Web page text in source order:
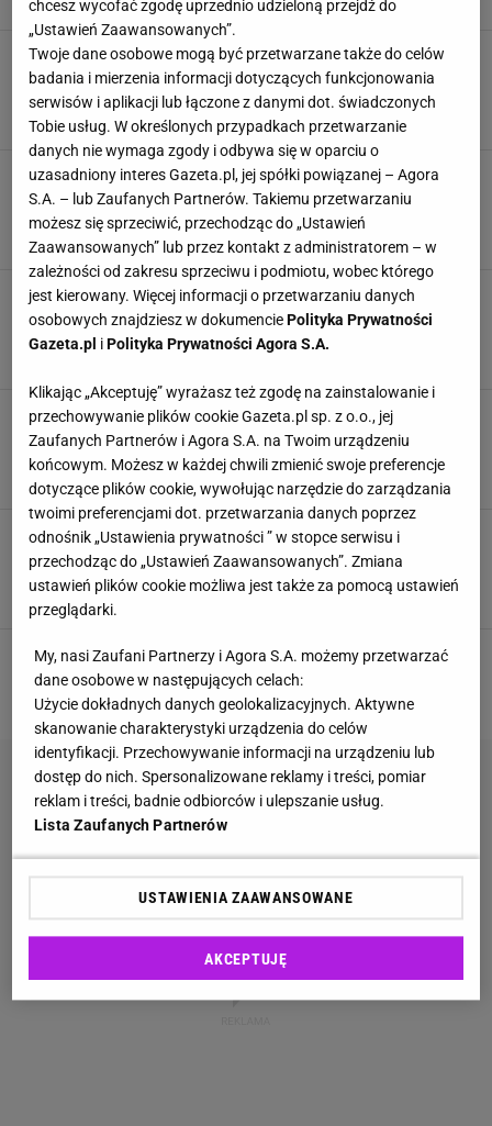
Najmodniejsze kolory czapek dla 50-latek.
Wybieram modele z wyprzedaży Monnari,
Mohito i HM
CZAPKI MODA MODA PO 50-TCE MONNARI
Wełniany i ciepły, zastąpi nam czapkę. Berety
przeżywają drugą młodość. Ten kupisz teraz
-50 zł
BERETY CIEPŁE CZAPKI CZAPKI CZAPKI NA ZIMĘ
Moda 50+. Puccini wyprzedaje ciepłą czapkę
50% taniej. Ma piękny splot. Promocje też w
Monnari i Mohito
Najmodniejszy dodatek do zimowych stylizacji,
który sprawi, że zapomnisz o czapce. Teraz tak
się nosi
CZAPKI CZAPKI DAMSKIE CZAPKI NA ZIMĘ OPASKI NA GŁOWĘ
Moda 50+. Czapka z dodatkiem wełny teraz w
Monnari o 50% tańsza. Modne też w Renee i
Sinsay
2
chcesz wycofać zgodę uprzednio udzieloną przejdź do
„Ustawień Zaawansowanych”.
Twoje dane osobowe mogą być przetwarzane także do celów
badania i mierzenia informacji dotyczących funkcjonowania
serwisów i aplikacji lub łączone z danymi dot. świadczonych
Tobie usług. W określonych przypadkach przetwarzanie
danych nie wymaga zgody i odbywa się w oparciu o
uzasadniony interes Gazeta.pl, jej spółki powiązanej – Agora
S.A. – lub Zaufanych Partnerów. Takiemu przetwarzaniu
możesz się sprzeciwić, przechodząc do „Ustawień
Zaawansowanych” lub przez kontakt z administratorem – w
zależności od zakresu sprzeciwu i podmiotu, wobec którego
jest kierowany. Więcej informacji o przetwarzaniu danych
osobowych znajdziesz w dokumenciePolityka Prywatności
Gazeta.pl iPolityka Prywatności Agora S.A.
Klikając „Akceptuję” wyrażasz też zgodę na zainstalowanie i
przechowywanie plików cookie Gazeta.pl sp. z o.o., jej
Zaufanych Partnerów i Agora S.A. na Twoim urządzeniu
końcowym. Możesz w każdej chwili zmienić swoje preferencje
dotyczące plików cookie, wywołując narzędzie do zarządzania
twoimi preferencjami dot. przetwarzania danych poprzez
odnośnik „Ustawienia prywatności ” w stopce serwisu i
przechodząc do „Ustawień Zaawansowanych”. Zmiana
ustawień plików cookie możliwa jest także za pomocą ustawień
przeglądarki.
My, nasi Zaufani Partnerzy i Agora S.A. możemy przetwarzać
dane osobowe w następujących celach:
Użycie dokładnych danych geolokalizacyjnych. Aktywne
skanowanie charakterystyki urządzenia do celów
identyfikacji. Przechowywanie informacji na urządzeniu lub
dostęp do nich. Spersonalizowane reklamy i treści, pomiar
reklam i treści, badnie odbiorców i ulepszanie usług.
Lista Zaufanych Partnerów
USTAWIENIA ZAAWANSOWANE
AKCEPTUJĘ